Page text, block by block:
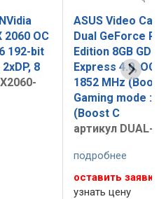
2060 OC
192-bit
8
ASUS Video Card
Dual GeForce
Edition 8GB
Express 4.0, OC
1852 MHz
Gaming mode :
(Boost C
артикул DUAL-
подробнее
оставить заявку
узнать цену